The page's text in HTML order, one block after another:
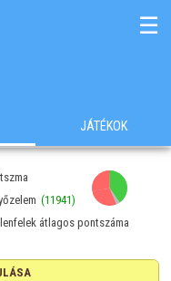
☰
JÁTÉKOK
(11941)
átlagos pontszáma